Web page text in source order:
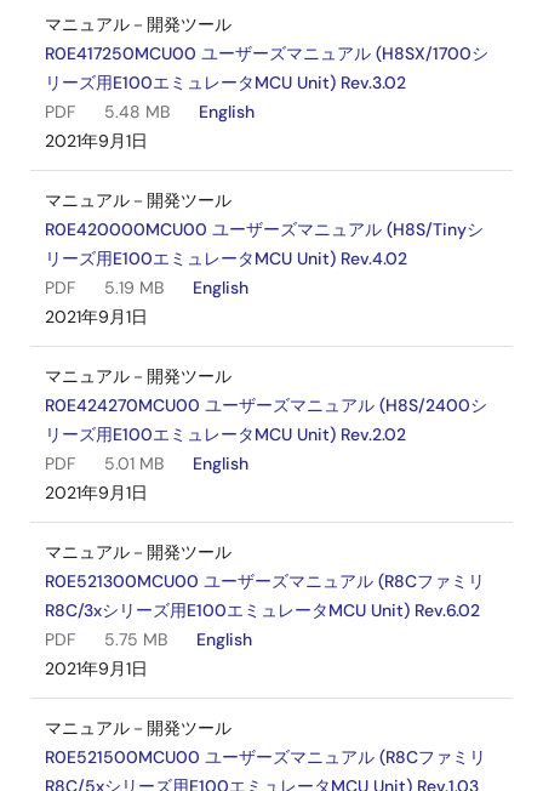
マニュアル－開発ツール
R0E417250MCU00 ユーザーズマニュアル (H8SX/1700シ
リーズ用E100エミュレータMCU Unit) Rev.3.02
PDF
5.48 MB
English
2021年9月1日
マニュアル－開発ツール
R0E420000MCU00 ユーザーズマニュアル (H8S/Tinyシ
リーズ用E100エミュレータMCU Unit) Rev.4.02
PDF
5.19 MB
English
2021年9月1日
マニュアル－開発ツール
R0E424270MCU00 ユーザーズマニュアル (H8S/2400シ
リーズ用E100エミュレータMCU Unit) Rev.2.02
PDF
5.01 MB
English
2021年9月1日
マニュアル－開発ツール
R0E521300MCU00 ユーザーズマニュアル (R8Cファミリ
R8C/3xシリーズ用E100エミュレータMCU Unit) Rev.6.02
PDF
5.75 MB
English
2021年9月1日
マニュアル－開発ツール
R0E521500MCU00 ユーザーズマニュアル (R8Cファミリ
R8C/5xシリーズ用E100エミュレータMCU Unit) Rev.1.03